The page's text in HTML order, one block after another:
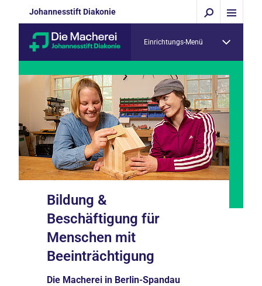
Johannesstift Diakonie
Einrichtungs-Menü
Bildung &
Beschäftigung für
Menschen mit
Beeinträchtigung
Die Macherei in Berlin-Spandau